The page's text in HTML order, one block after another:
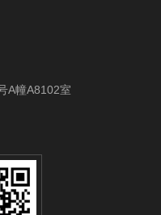
A幢A8102室